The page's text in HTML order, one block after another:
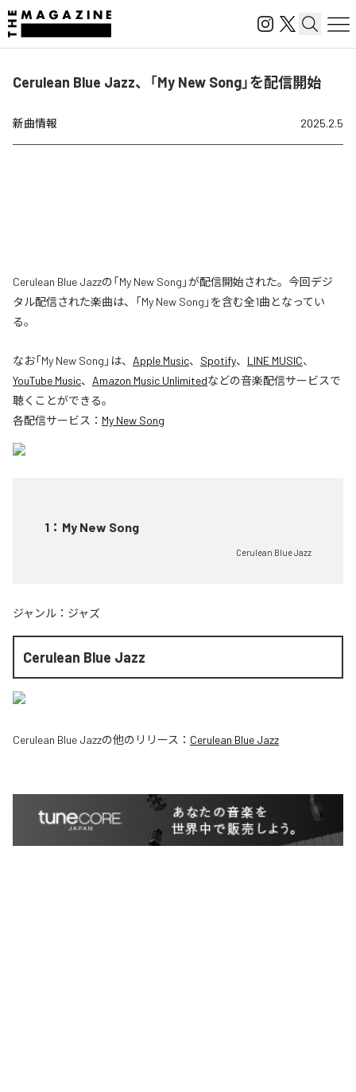
Cerulean Blue Jazz、「My New Song」を配信開始
新曲情報 2025.2.5
Cerulean Blue Jazzの「My New Song」が配信開始された。今回デジ
タル配信された楽曲は、「My New Song」を含む全1曲となってい
る。
なお「My New Song 」は、 Apple Music、 Spotify、 LINE MUSIC、
YouTube Music、 Amazon Music Unlimitedなどの音楽配信サービスで
聴くことができる。
各配信サービス： My New Song
1 ： My New Song
Cerulean Blue Jazz
ジャンル： ジャズ
Cerulean Blue Jazz
Cerulean Blue Jazzの他のリリース： Cerulean Blue Jazz